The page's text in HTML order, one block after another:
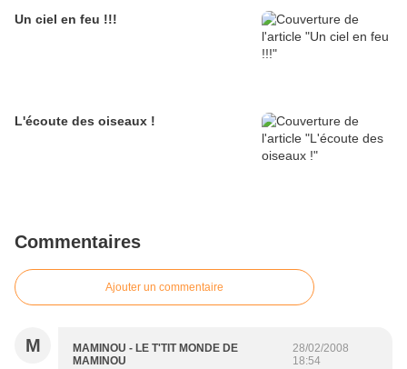
Un ciel en feu !!!
L'écoute des oiseaux !
Commentaires
Ajouter un commentaire
M
MAMINOU - LE T'TIT MONDE DE
MAMINOU
28/02/2008
18:54